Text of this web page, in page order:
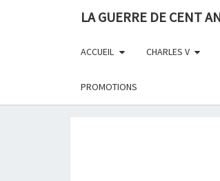
LA GUERRE DE CENT
ACCUEIL CHARLES V
PROMOTIONS